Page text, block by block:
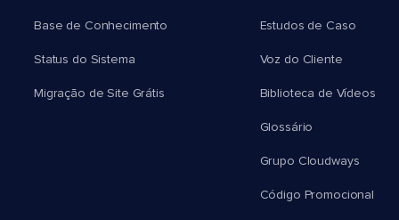
Base de Conhecimento
Status do Sistema
Migração de Site Grátis
Estudos de Caso
Voz do Cliente
Biblioteca de Vídeos
Glossário
Grupo Cloudways
Código Promocional